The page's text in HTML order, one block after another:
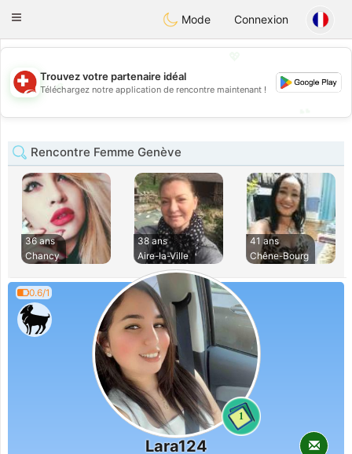
Suissi
Toggle
Mode Connexion
💖
💕
Trouvez votre partenaire idéal
Téléchargez notre application de rencontre maintenant !
Rencontre Femme Genève
36 ans
Chancy
38 ans
Aire-la-Ville
41 ans
Chêne-Bourg
0.6/1
1
Lara124